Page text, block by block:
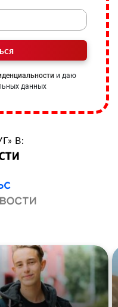
и даю
данных
В: